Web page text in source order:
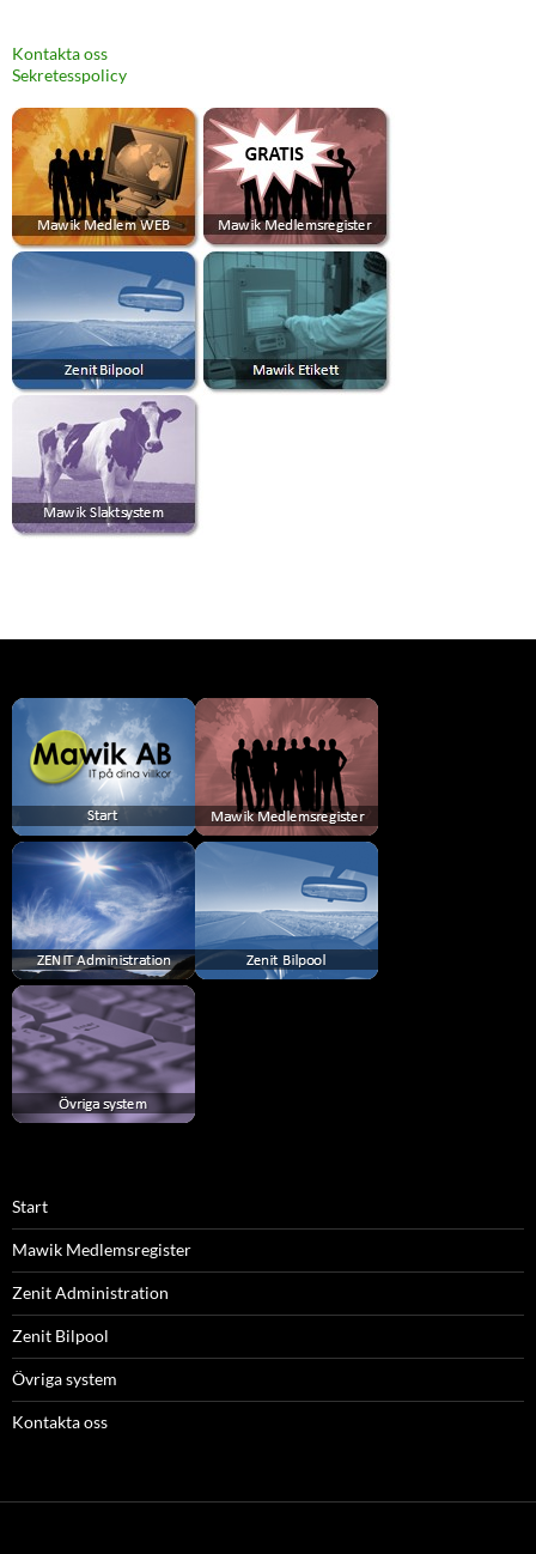
Kontakta oss
Sekretesspolicy
Start
Mawik Medlemsregister
Zenit Administration
Zenit Bilpool
Övriga system
Kontakta oss